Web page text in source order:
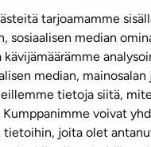
tarjoamamme
sosiaalisen median
median,
tietoja siitä,
voivat
joita olet